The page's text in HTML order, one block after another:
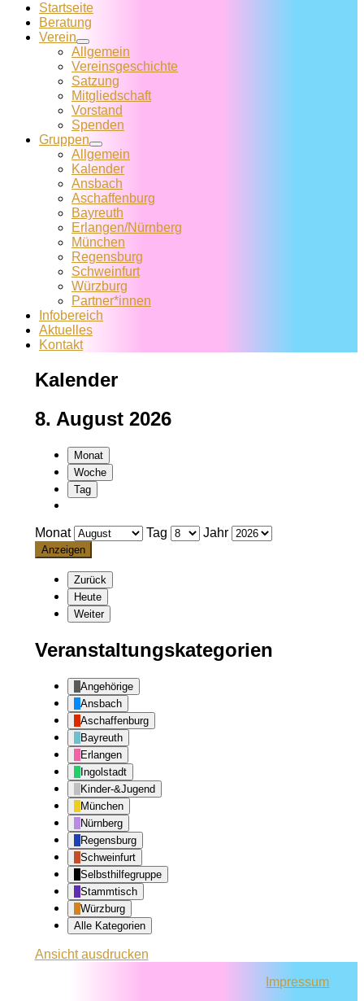
Startseite
Beratung
Verein
Allgemein
Vereins­geschichte
Satzung
Mitglied­schaft
Vorstand
Spenden
Gruppen
Allgemein
Kalender
Ansbach
Aschaffenburg
Bayreuth
Erlangen/Nürnberg
München
Regensburg
Schweinfurt
Würzburg
Partner*innen
Infobereich
Aktuelles
Kontakt
Kalender
8. August 2026
Monat
Woche
Tag
Monat Tag Jahr
Zurück
Heute
Weiter
Veranstaltungskategorien
Angehörige
Ansbach
Aschaffenburg
Bayreuth
Erlangen
Ingolstadt
Kinder-&Jugend
München
Nürnberg
Regensburg
Schweinfurt
Selbsthilfegruppe
Stammtisch
Würzburg
Alle Kategorien
Ansichtausdrucken
Impressum